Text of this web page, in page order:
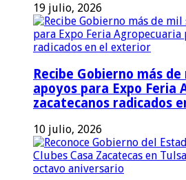
19 julio, 2026
Recibe Gobierno más
apoyos para Expo Feria
zacatecanos radicados
10 julio, 2026